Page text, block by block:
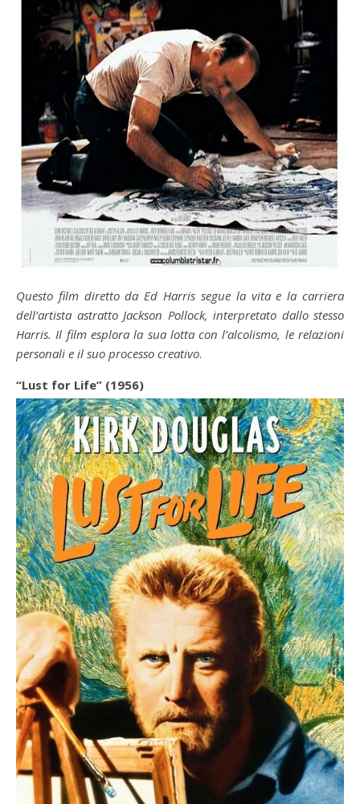
Questo film diretto da Ed Harris segue la vita e la carriera
dell’artista astratto Jackson Pollock, interpretato dallo stesso
Harris. Il film esplora la sua lotta con l’alcolismo, le relazioni
personali e il suo processo creativo.
“Lust for Life” (1956)